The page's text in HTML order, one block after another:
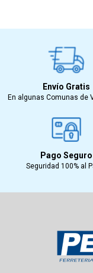
Envío Gratis
En algunas Comunas de
Pago Seguro
Seguridad 100% al